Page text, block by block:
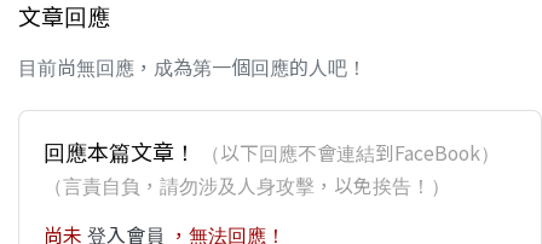
文章回應
目前尚無回應，成為第一個回應的人吧！
回應本篇文章！
（以下回應不會連結到FaceBook）
（言責自負，請勿涉及人身攻擊，以免挨告！）
尚未 登入會員 ，無法回應！